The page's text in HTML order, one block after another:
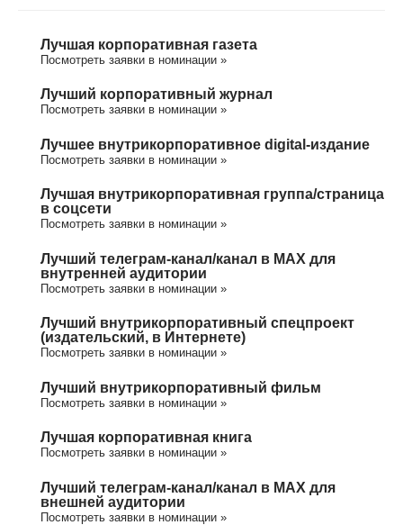
Лучшая корпоративная газета
Посмотреть заявки в номинации »
Лучший корпоративный журнал
Посмотреть заявки в номинации »
Лучшее внутрикорпоративное digital-издание
Посмотреть заявки в номинации »
Лучшая внутрикорпоративная группа/cтраница
в соцсети
Посмотреть заявки в номинации »
Лучший телеграм-канал/канал в МАХ для
внутренней аудитории
Посмотреть заявки в номинации »
Лучший внутрикорпоративный спецпроект
(издательский, в Интернете)
Посмотреть заявки в номинации »
Лучший внутрикорпоративный фильм
Посмотреть заявки в номинации »
Лучшая корпоративная книга
Посмотреть заявки в номинации »
Лучший телеграм-канал/канал в МАХ для
внешней аудитории
Посмотреть заявки в номинации »